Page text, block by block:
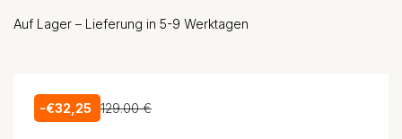
Auf Lager – Lieferung in 5-9 Werktagen
-€32,25 129.00 €